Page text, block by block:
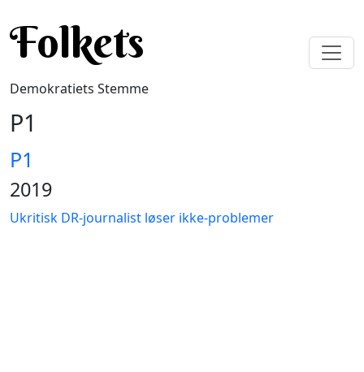
Folkets
Demokratiets Stemme
P1
P1
2019
Ukritisk DR-journalist løser ikke-problemer